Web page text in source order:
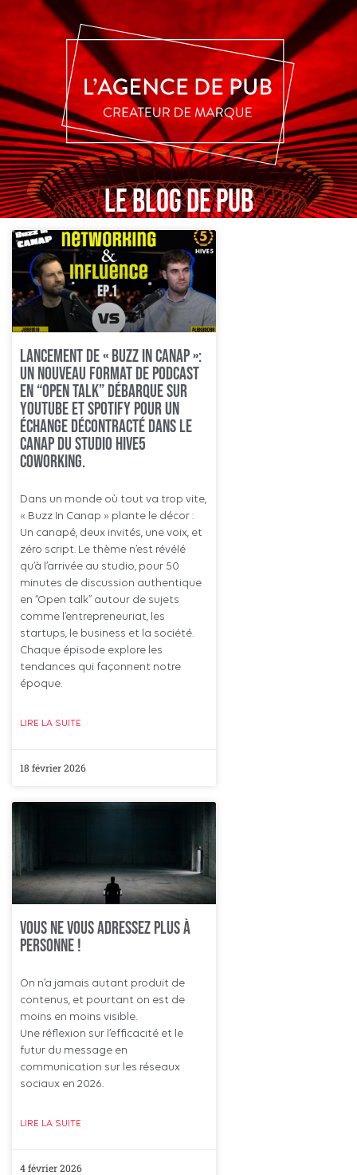
Le blog de pub
Lancement de « Buzz In Canap »:
Un nouveau format de podcast
en “open talk” débarque sur
YouTube et Spotify pour un
échange décontracté dans le
canap du studio HIVE5
Coworking.
Dans un monde où tout va trop vite,
« Buzz In Canap » plante le décor :
Un canapé, deux invités, une voix, et
zéro script. Le thème n’est révélé
qu’à l’arrivée au studio, pour 50
minutes de discussion authentique
en “Open talk” autour de sujets
comme l’entrepreneuriat, les
startups, le business et la société.
Chaque épisode explore les
tendances qui façonnent notre
époque.
LIRE LA SUITE
18 février 2026
VOUS NE VOUS ADRESSEZ PLUS À
PERSONNE !
On n’a jamais autant produit de
contenus, et pourtant on est de
moins en moins visible.
Une réflexion sur l’efficacité et le
futur du message en
communication sur les réseaux
sociaux en 2026.
LIRE LA SUITE
4 février 2026